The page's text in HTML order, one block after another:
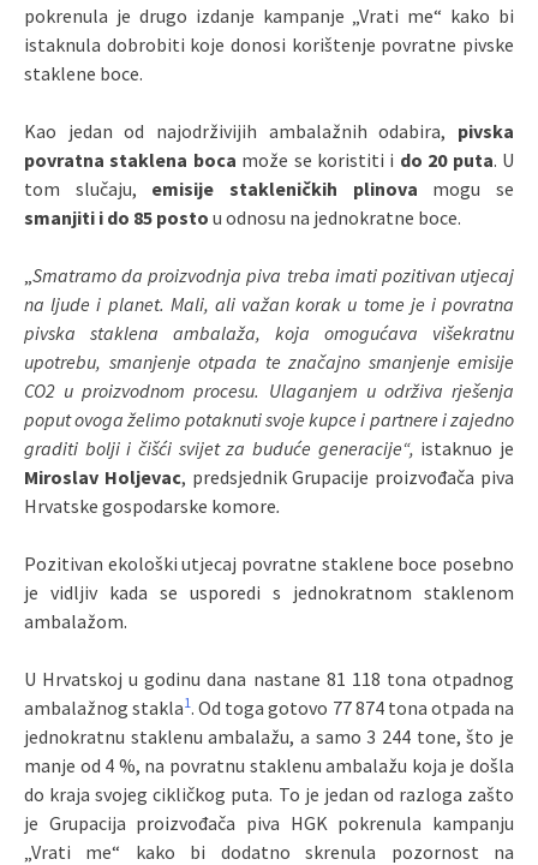
pokrenula je drugo izdanje kampanje „Vrati me“ kako bi
istaknula dobrobiti koje donosi korištenje povratne pivske
staklene boce.
Kao jedan od najodrživijih ambalažnih odabira, pivska
povratna staklena boca može se koristiti i do 20 puta. U
tom slučaju, emisije stakleničkih plinova mogu se
smanjiti i do 85 posto u odnosu na jednokratne boce.
Smatramo da proizvodnja piva treba imati pozitivan utjecaj
na ljude i planet. Mali, ali važan korak u tome je i povratna
pivska staklena ambalaža, koja omogućava višekratnu
upotrebu, smanjenje otpada te značajno smanjenje emisije
CO2 u proizvodnom procesu. Ulaganjem u održiva rješenja
poput ovoga želimo potaknuti svoje kupce i partnere i zajedno
graditi bolji i čišći svijet za buduće generacije“, istaknuo je
Miroslav Holjevac, predsjednik Grupacije proizvođača piva
Hrvatske gospodarske komore.
Pozitivan ekološki utjecaj povratne staklene boce posebno
je vidljiv kada se usporedi s jednokratnom staklenom
ambalažom.
U Hrvatskoj u godinu dana nastane 81 118 tona otpadnog
ambalažnog stakla1. Od toga gotovo 77 874 tona otpada na
jednokratnu staklenu ambalažu, a samo 3 244 tone, što je
manje od 4 %, na povratnu staklenu ambalažu koja je došla
do kraja svojeg cikličkog puta. To je jedan od razloga zašto
je Grupacija proizvođača piva HGK pokrenula kampanju
„Vrati me“ kako bi dodatno skrenula pozornost na